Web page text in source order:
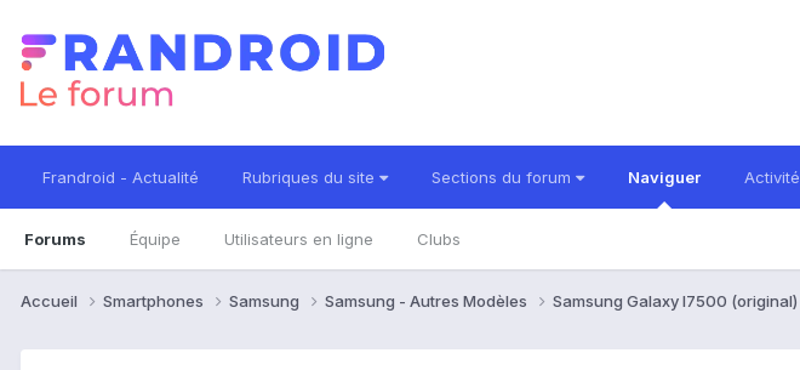
Frandroid - Actualité Rubriques du site Sections du forum Naviguer
Forums Équipe Utilisateurs en ligne Clubs
Activité
Accueil Smartphones Samsung Samsung - Autres Modèles Samsung Galaxy I7500 (original)